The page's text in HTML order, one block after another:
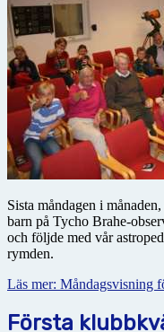
Sista måndagen i
barn på Tycho Brahe-
och följde med vår
rymden.
Läs mer: Måndagsvisning
Första